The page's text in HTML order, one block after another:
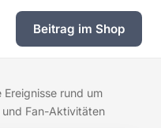
Beitrag im Shop
Ereignisse rund um
Fan-Aktivitäten